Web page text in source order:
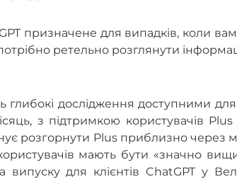
призначене для випадків, коли
ретельно розглянути
дослідження доступними для
з підтримкою користувачів Plus
розгорнути Plus приблизно через
мають бути «значно
для клієнтів ChatGPT у